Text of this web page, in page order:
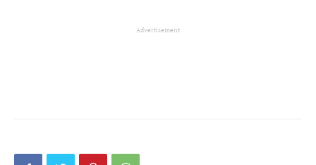
Advertisement